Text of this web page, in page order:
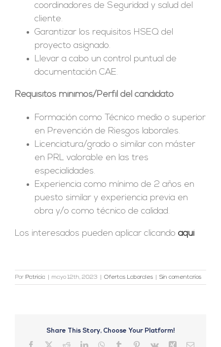
coordinadores de Seguridad y salud del
cliente.
Garantizar los requisitos HSEQ del
proyecto asignado.
Llevar a cabo un control puntual de
documentación CAE.
Requisitos mínimos/Perfil del candidato
Formación como Técnico medio o superior
en Prevención de Riesgos laborales.
Licenciatura/grado o similar con máster
en PRL valorable en las tres
especialidades.
Experiencia como mínimo de 2 años en
puesto similar y experiencia previa en
obra y/o como técnico de calidad.
Los interesados pueden aplicar clicando aquí
Por Patricia mayo 12th, 2023 Ofertas Laborales Sin comentarios
Share This Story, Choose Your Platform!
Facebook RedditLinkedInWhatsApp
Tumblr Pinterest
Vk Xing Correo